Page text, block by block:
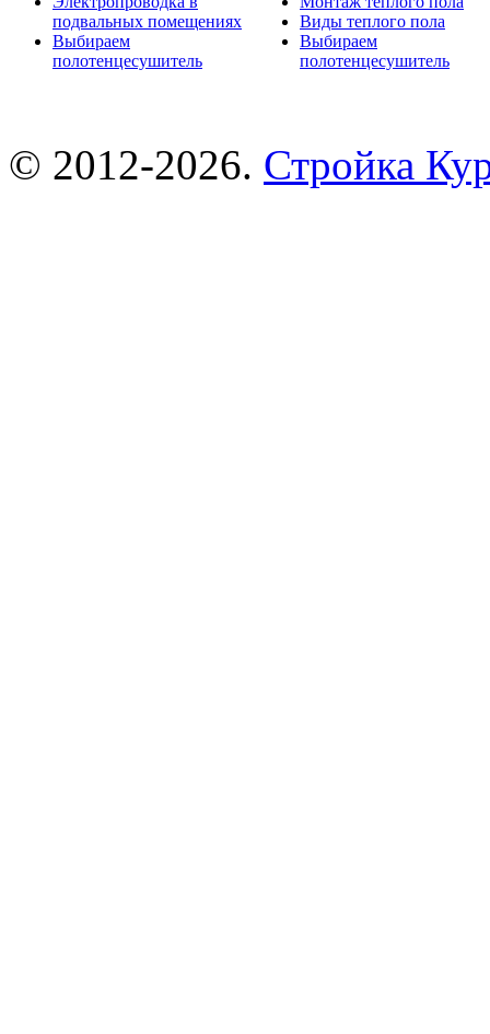
подвальных помещениях
Выбираем
полотенцесушитель
Виды теплого пола
Выбираем
полотенцесушитель
© 2012-2026. Стройка